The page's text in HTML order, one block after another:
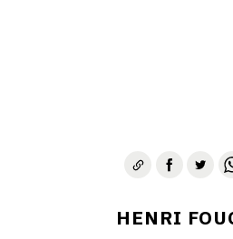
HENRI